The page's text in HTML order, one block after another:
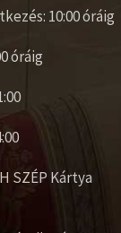
10:00 óráig
óráig
SZÉP Kártya